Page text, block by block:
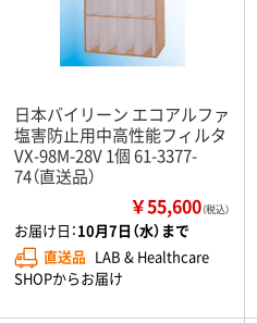
日本バイリーン エコアルファ
塩害防止用中高性能フィルタ
VX-98M-28V 1個 61-3377-
74（直送品）
￥55,600（税込）
お届け日：10月7日（水）まで
直送品 LAB & Healthcare
SHOPからお届け